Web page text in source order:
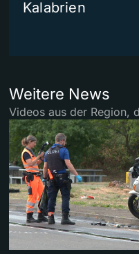
Kalabrien
Weitere News
Videos aus der Region,